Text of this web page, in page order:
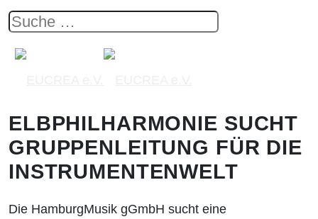
ELBPHILHARMONIE SUCHT
GRUPPENLEITUNG FÜR DIE
INSTRUMENTENWELT
Die HamburgMusik gGmbH sucht eine